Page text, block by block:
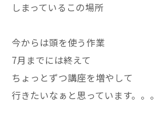
しまっているこの場所
今からは頭を使う作業
7月までには終えて
ちょっとずつ講座を増やして
行きたいなぁと思っています。。。